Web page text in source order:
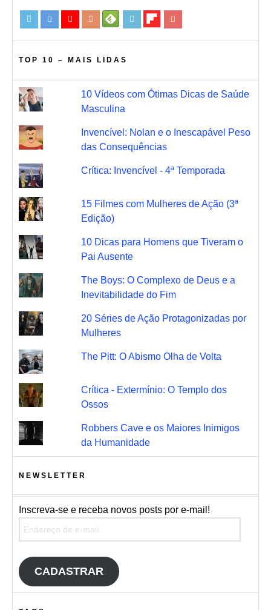
TOP 10 – MAIS LIDAS
10 Vídeos com Ótimas Dicas de Saúde
Masculina
Invencível: Nolan e o Inescapável Peso
das Consequências
Crítica: Invencível - 4ª Temporada
15 Filmes com Mulheres de Ação (3ª
Edição)
10 Dicas para Homens que Tiveram o
Pai Ausente
The Boys: O Complexo de Deus e a
Inevitabilidade do Fim
20 Séries de Ação Protagonizadas por
Mulheres
The Pitt: O Abismo Olha de Volta
Crítica - Extermínio: O Templo dos
Ossos
Robbers Cave e os Maiores Inimigos
da Humanidade
NEWSLETTER
Inscreva-se e receba novos posts por e-mail!
CADASTRAR